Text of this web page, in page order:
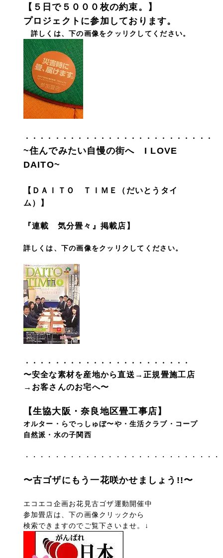
【５日で５０００枚の約束。】
プロジェクトに参加しております。
詳しくは、下の画像をクッリクしてください。
・・・・・・・・・・・・・・・・・・・・・・・・・
~住んでみたい自慢の街へ I LOVE
DAITO~
【ＤＡＩＴＯ ＴＩＭＥ（だいとうタイ
ム）】
『連載 気分畳々』掲載店】
詳しくは、下の画像をクッリクしてください。
・・・・・・・・・・・・・・・・・・・・・・
〜安全な素材を産地から直送→正規畳施工店
→お客さんのお宅へ〜
【生協大阪・奈良地区畳工事店】
オルター・らでっしゅぼ〜や・生活クラブ・コープ
自然派・水の子関西
・・・・・・・・・・・・・・・・・・・・・・・・・
〜古ゴザにもう一花咲かせましょう!!〜
エコエコ企画お花見古ゴザ運動開催中
参加畳店は、下の画像クリックから
検索できますのでご覧下さいませ。↓